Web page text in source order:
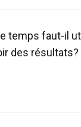
temps faut-il
des résultats?